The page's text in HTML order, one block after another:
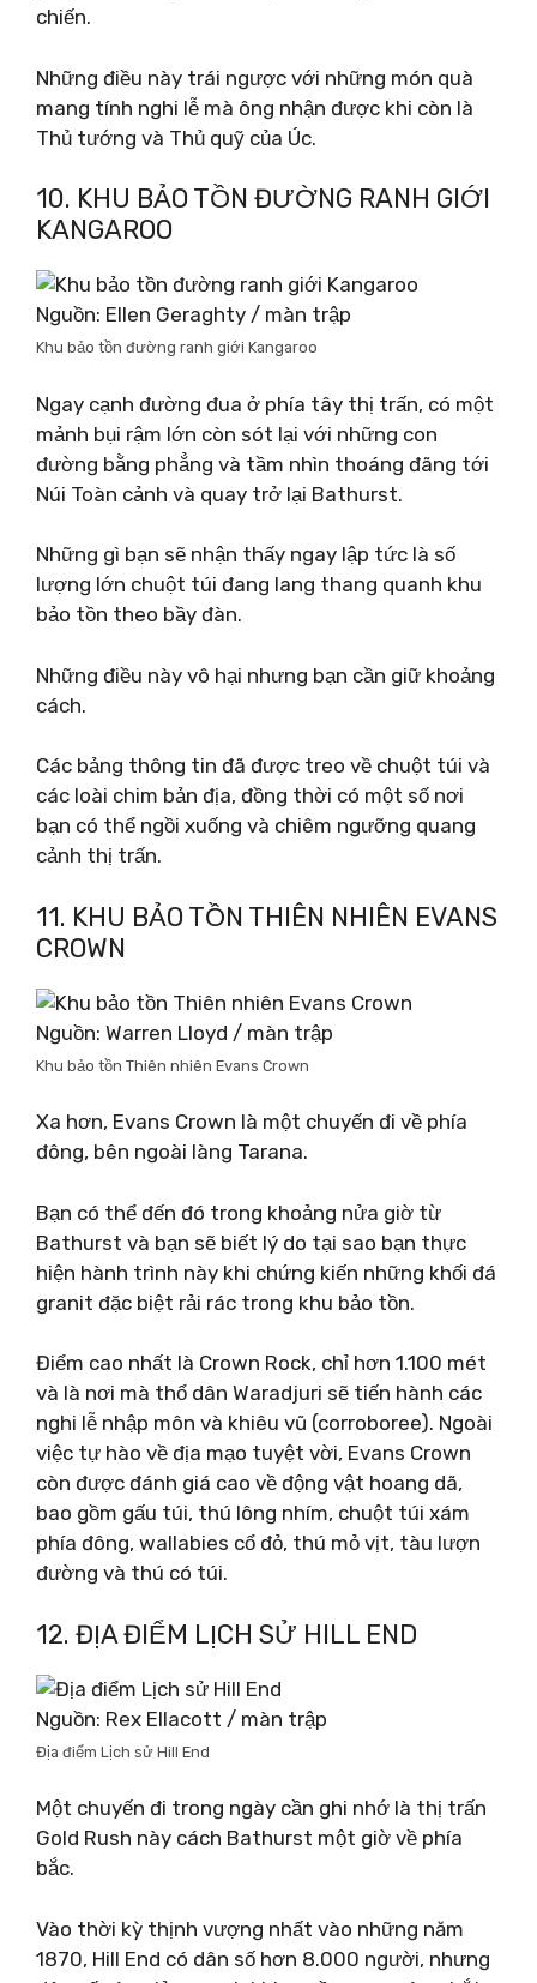
chiến.
Những điều này trái ngược với những món quà
mang tính nghi lễ mà ông nhận được khi còn là
Thủ tướng và Thủ quỹ của Úc.
10. KHU BẢO TỒN ĐƯỜNG RANH GIỚI
KANGAROO
Nguồn: Ellen Geraghty / màn trập
Khu bảo tồn đường ranh giới Kangaroo
Ngay cạnh đường đua ở phía tây thị trấn, có một
mảnh bụi rậm lớn còn sót lại với những con
đường bằng phẳng và tầm nhìn thoáng đãng tới
Núi Toàn cảnh và quay trở lại Bathurst.
Những gì bạn sẽ nhận thấy ngay lập tức là số
lượng lớn chuột túi đang lang thang quanh khu
bảo tồn theo bầy đàn.
Những điều này vô hại nhưng bạn cần giữ khoảng
cách.
Các bảng thông tin đã được treo về chuột túi và
các loài chim bản địa, đồng thời có một số nơi
bạn có thể ngồi xuống và chiêm ngưỡng quang
cảnh thị trấn.
11. KHU BẢO TỒN THIÊN NHIÊN EVANS
CROWN
Nguồn: Warren Lloyd / màn trập
Khu bảo tồn Thiên nhiên Evans Crown
Xa hơn, Evans Crown là một chuyến đi về phía
đông, bên ngoài làng Tarana.
Bạn có thể đến đó trong khoảng nửa giờ từ
Bathurst và bạn sẽ biết lý do tại sao bạn thực
hiện hành trình này khi chứng kiến ​​những khối đá
granit đặc biệt rải rác trong khu bảo tồn.
Điểm cao nhất là Crown Rock, chỉ hơn 1.100 mét
và là nơi mà thổ dân Waradjuri sẽ tiến hành các
nghi lễ nhập môn và khiêu vũ (corroboree). Ngoài
việc tự hào về địa mạo tuyệt vời, Evans Crown
còn được đánh giá cao về động vật hoang dã,
bao gồm gấu túi, thú lông nhím, chuột túi xám
phía đông, wallabies cổ đỏ, thú mỏ vịt, tàu lượn
đường và thú có túi.
12. ĐỊA ĐIỂM LỊCH SỬ HILL END
Nguồn: Rex Ellacott / màn trập
Địa điểm Lịch sử Hill End
Một chuyến đi trong ngày cần ghi nhớ là thị trấn
Gold Rush này cách Bathurst một giờ về phía
bắc.
Vào thời kỳ thịnh vượng nhất vào những năm
1870, Hill End có dân số hơn 8.000 người, nhưng